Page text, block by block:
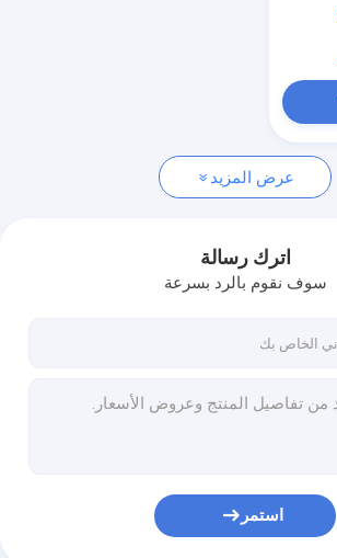
عرض المزيد
اترك رسالة
سوف نقوم بالرد بسرعة
استمر